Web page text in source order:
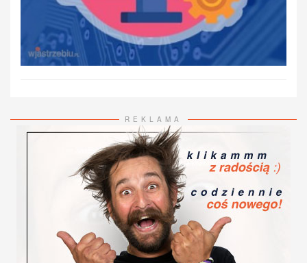
REKLAMA